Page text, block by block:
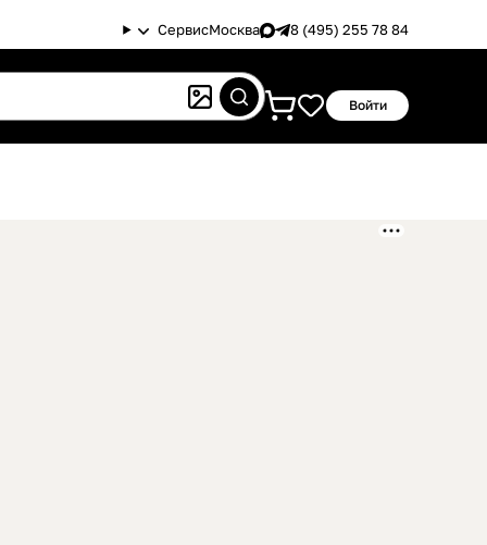
СервисМосква 8 (495) 255 78 84
Войти